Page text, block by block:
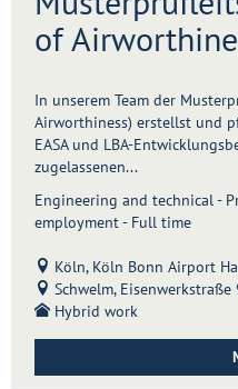
of
In unserem Team der
Airworthiness) erstellst und
EASA und LBA-
zugelassenen...
Engineering and technical -
employment - Full time
Köln, Köln Bonn Airport
Schwelm, Eisenwerkstraße
Hybrid work